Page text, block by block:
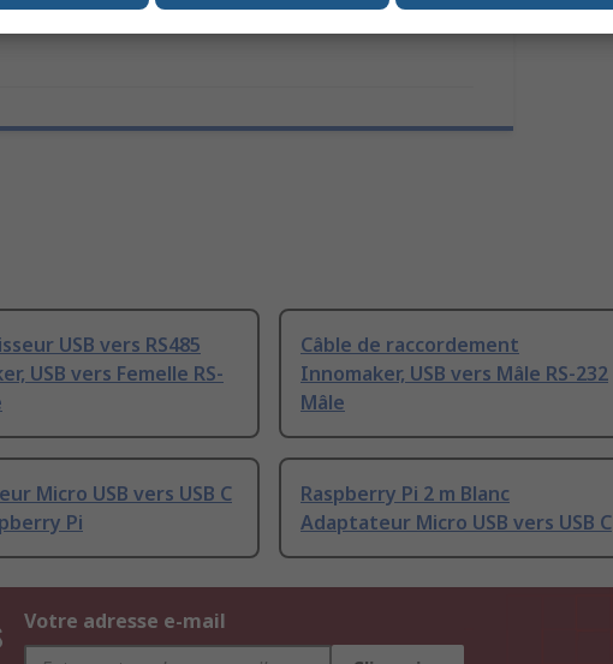
USB vers RS485
USB vers Femelle RS-
Câble de raccordement
Innomaker, USB vers Mâle RS-232
Mâle
Micro USB vers USB C
Pi
Raspberry Pi 2 m Blanc
Adaptateur Micro USB vers USB C
Votre adresse e-mail